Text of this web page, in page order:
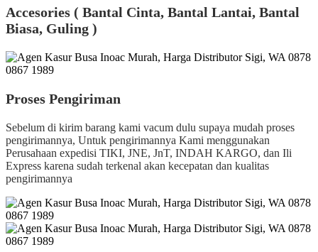
Accesories ( Bantal Cinta, Bantal Lantai, Bantal
Biasa, Guling )
Proses Pengiriman
Sebelum di kirim barang kami vacum dulu supaya mudah proses
pengirimannya, Untuk pengirimannya Kami menggunakan
Perusahaan expedisi TIKI, JNE, JnT, INDAH KARGO, dan Ili
Express karena sudah terkenal akan kecepatan dan kualitas
pengirimannya